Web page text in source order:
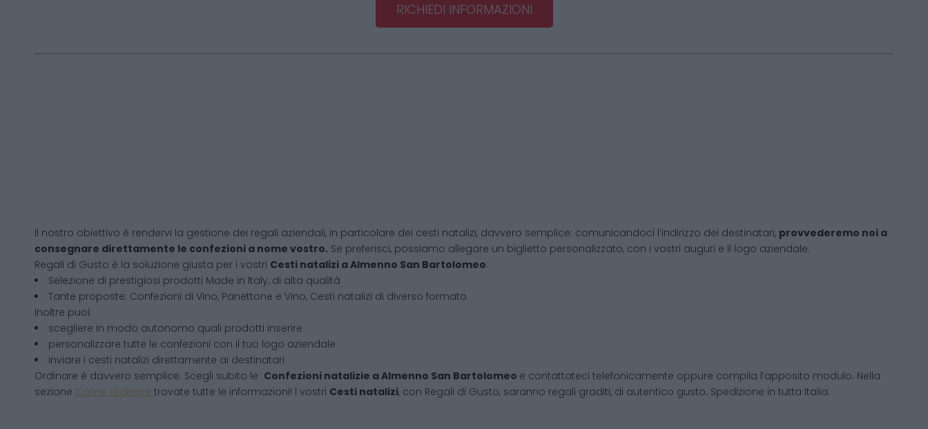
RICHIEDI INFORMAZIONI
Il nostro obiettivo è rendervi la gestione dei regali aziendali, in particolare dei cesti natalizi, davvero semplice: comunicandoci l’indirizzo dei destinatari, provvederemo noi a
consegnare direttamente le confezioni a nome vostro. Se preferisci, possiamo allegare un biglietto personalizzato, con i vostri auguri e il logo aziendale.
Regali di Gusto è la soluzione giusta per i vostri Cesti natalizi aAlmenno San Bartolomeo:
Selezione di prestigiosi prodotti Made in Italy, di alta qualità
Tante proposte: Confezioni di Vino, Panettone e Vino, Cesti natalizi di diverso formato
Inoltre puoi:
scegliere in modo autonomo quali prodotti inserire
personalizzare tutte le confezioni con il tuo logo aziendale
inviare i cesti natalizi direttamente ai destinatari
Ordinare è davvero semplice. Scegli subito le Confezioni natalizie aAlmenno San Bartolomeo e contattateci telefonicamente oppure compila l’apposito modulo. Nella
sezione Come ordinare trovate tutte le informazioni! I vostri Cesti natalizi, con Regali di Gusto, saranno regali graditi, di autentico gusto. Spedizione in tutta Italia.